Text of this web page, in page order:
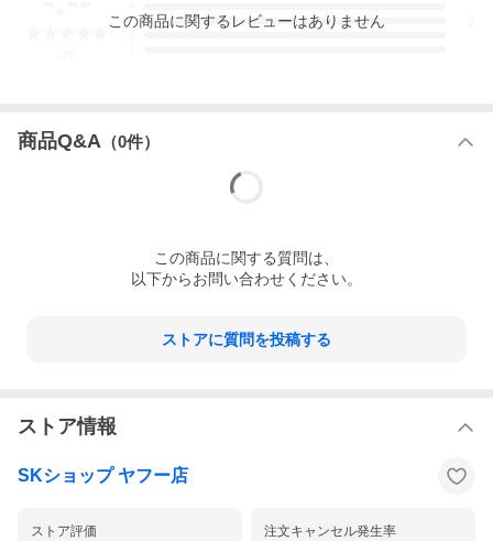
3
この商品に関するレビューはありません
商品Q&A （0件）
この商品に関する質問は、
以下からお問い合わせください。
ストアに質問を投稿する
ストア情報
SKショップ ヤフー店
ストア評価 注文キャンセル発生率